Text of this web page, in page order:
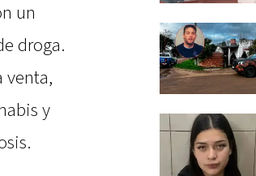
un
droga.
venta,
y